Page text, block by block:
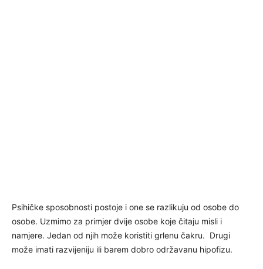
Psihičke sposobnosti postoje i one se razlikuju od osobe do
osobe. Uzmimo za primjer dvije osobe koje čitaju misli i
namjere. Jedan od njih može koristiti grlenu čakru. Drugi
može imati razvijeniju ili barem dobro održavanu hipofizu.